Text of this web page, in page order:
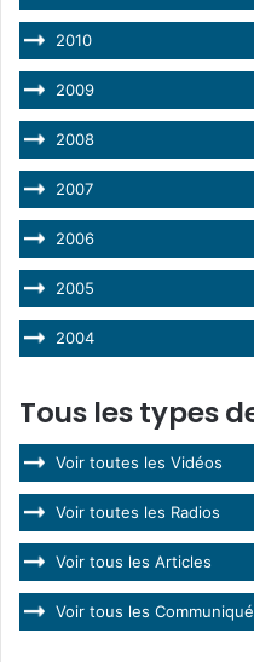
2010
2009
2008
2007
2006
2005
2004
Tous les types
Voir toutes les Vidéos
Voir toutes les Radios
Voir tous les Articles
Voir tous les